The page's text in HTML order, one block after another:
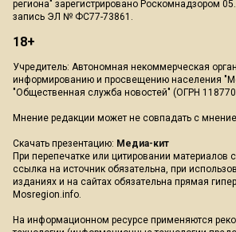
региона" зарегистрировано Роскомнадзором
запись ЭЛ № ФС77-73861.
18+
Учредитель: Автономная некоммерческая
информированию и просвещению населения
"Общественная служба новостей" (ОГРН
Мнение редакции может не совпадать с
Скачать презентацию: Медиа-кит
При перепечатке или цитировании материалов
ссылка на источник обязательна, при
изданиях и на сайтах обязательна прямая
Mosregion.info.
На информационном ресурсе применяются